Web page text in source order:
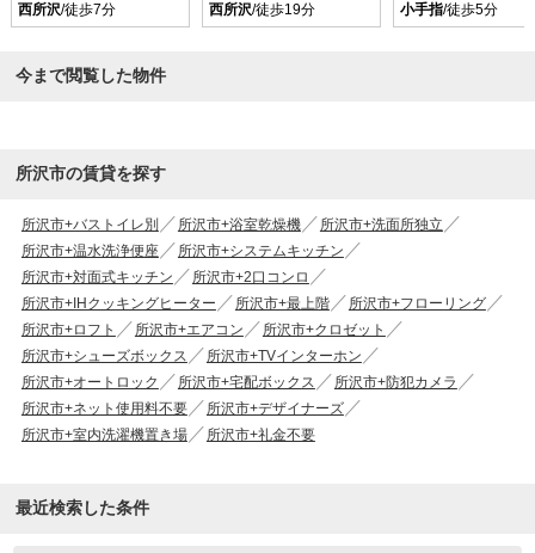
西所沢/徒歩7分
西所沢/徒歩19分
小手指/徒歩5分
今まで閲覧した物件
所沢市の賃貸を探す
所沢市+バストイレ別 所沢市+浴室乾燥機
所沢市+洗面所独立
所沢市+温水洗浄便座
所沢市+システムキッチン
所沢市+対面式キッチン
所沢市+2口コンロ
所沢市+IHクッキングヒーター
所沢市+最上階
所沢市+フローリング
所沢市+ロフト
所沢市+エアコン
所沢市+クロゼット
所沢市+シューズボックス
所沢市+TVインターホン
所沢市+オートロック
所沢市+宅配ボックス
所沢市+防犯カメラ
所沢市+ネット使用料不要
所沢市+デザイナーズ
所沢市+室内洗濯機置き場
所沢市+礼金不要
最近検索した条件